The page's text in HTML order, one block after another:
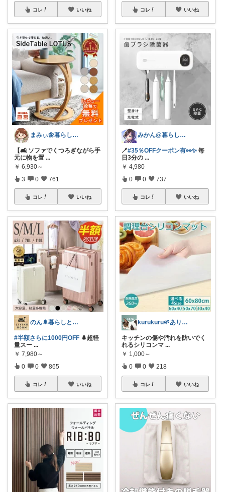
コレ いいね
まみぃ🌼暮らしの便利グッズ｜毎日朝コレ
【🛋️ ソファでくつろぎながら手
元に物を置 ...
￥ 6,930～
3 0 761
コレ いいね
のん🌲暮らしと家具
#半額さらに1000円OFF 🌲超軽
量スー ...
￥ 7,980～
0 0 865
コレ いいね
コレ いいね
みかん@暮らしのもの／暑さ対策に全力⛱️
🪥#35％OFFクーポン有👀✨ 毎
日3分の ...
￥ 4,980
0 0 737
コレ いいね
kurukuru🌱ありがとうございます
キッチンの傷や汚れを防いでく
れるシリコンマ ...
￥ 1,000～
0 0 218
コレ いいね